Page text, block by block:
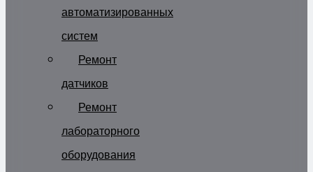
автоматизированных
систем
Ремонт
датчиков
Ремонт
лабораторного
оборудования